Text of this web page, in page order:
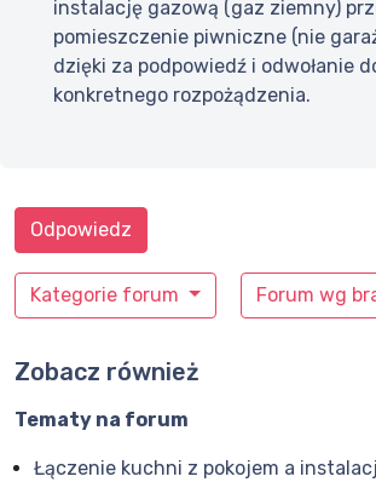
instalację gazową (gaz ziemny)
pomieszczenie piwniczne (nie
dzięki za podpowiedź i odwołanie
konkretnego rozpożądzenia.
Kategorie forum Forum wg
Odpowiedz
Zobacz również
Tematy na forum
Łączenie kuchni z pokojem a